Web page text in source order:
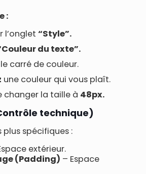
:
l’onglet“Style”.
du texte”.
carré de couleur.
une couleur qui vous plaît.
changer la taille à 48px.
technique)
plus spécifiques :
extérieur.
(Padding) – Espace